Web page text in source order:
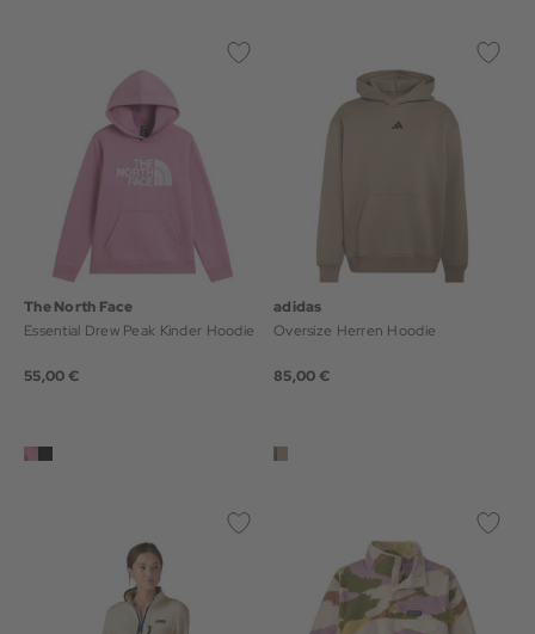
The North Face
Essential Drew Peak Kinder Hoodie
55,00 €
adidas
Oversize Herren Hoodie
85,00 €